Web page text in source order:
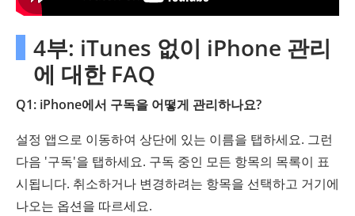
4부: iTunes 없이 iPhone 관리
에 대한 FAQ
Q1: iPhone에서 구독을 어떻게 관리하나요?
설정 앱으로 이동하여 상단에 있는 이름을 탭하세요. 그런
다음 '구독'을 탭하세요. 구독 중인 모든 항목의 목록이 표
시됩니다. 취소하거나 변경하려는 항목을 선택하고 거기에
나오는 옵션을 따르세요.